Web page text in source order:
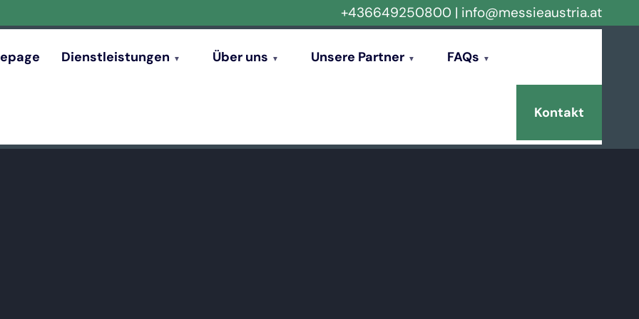
+436649250800 | info@messieaustria.at
Dienstleistungen Über uns Unsere Partner FAQs
Kontakt